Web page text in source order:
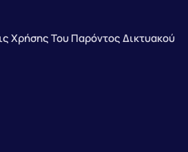
Χρήσης Του Παρόντος Δικτυακού